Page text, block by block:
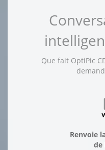
Que fait OptiPic
Renvoie
de